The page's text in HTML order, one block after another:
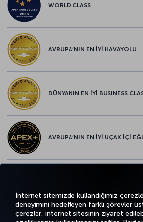
İnternet sitemizde kullandığımız
deneyimini hedefleyen farklı görevler
çerezler, internet sitesinin ziyaret
WORLD CLASS
AVRUPA’NIN EN İYİ HAVAYOLU
DÜNYANIN EN İYİ BUSINESS
AVRUPA’NIN EN İYİ UÇAK İÇİ